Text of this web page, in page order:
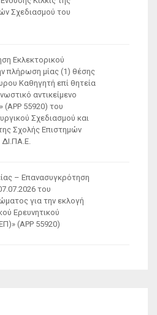
Σχεδιασμού του
Εκλεκτορικού
πλήρωση μίας (1) θέσης
Καθηγητή επί θητεία
αντικείμενο
(ΑΡΡ 55920) του
Σχεδιασμού και
Σχολής Επιστημών
ΔΙ.ΠΑ.Ε.
– Επανασυγκρότηση
του
για την εκλογή
Ερευνητικού
(APP 55920)